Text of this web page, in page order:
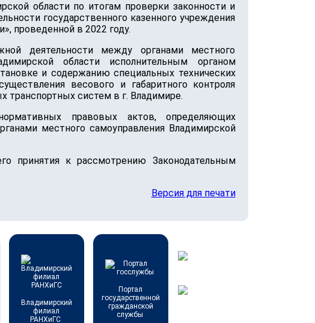
области по итогам проверки законности и
государственного казенного учреждения
проведенной в 2022 году.
деятельности между органами местного
области исполнительным органом
и содержанию специальных технических
весового и габаритного контроля
транспортных систем в г. Владимире.
правовых актов, определяющих
местного самоуправления Владимирской
принятия к рассмотрению Законодательным
Версия для печати
Владимирский
филиал
РАНХиГС
Портал
государственной
гражданской
службы